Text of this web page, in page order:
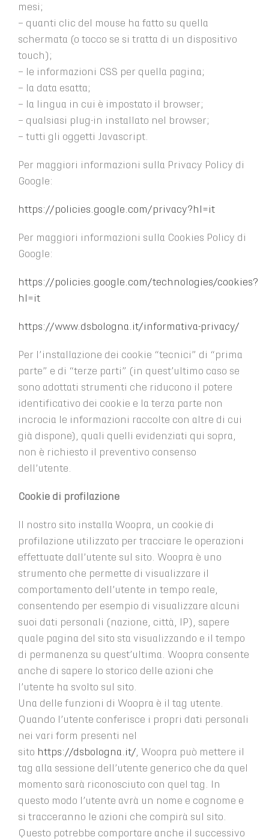
mesi;
– quanti clic del mouse ha fatto su quella
schermata (o tocco se si tratta di un dispositivo
touch);
– le informazioni CSS per quella pagina;
– la data esatta;
– la lingua in cui è impostato il browser;
– qualsiasi plug-in installato nel browser;
– tutti gli oggetti Javascript.
Per maggiori informazioni sulla Privacy Policy di
Google:
https://policies.google.com/privacy?hl=it
Per maggiori informazioni sulla Cookies Policy di
Google:
https://policies.google.com/technologies/cookies?
hl=it
https://www.dsbologna.it/informativa-privacy/
Per l’installazione dei cookie “tecnici” di “prima
parte” e di “terze parti” (in quest’ultimo caso se
sono adottati strumenti che riducono il potere
identificativo dei cookie e la terza parte non
incrocia le informazioni raccolte con altre di cui
già dispone), quali quelli evidenziati qui sopra,
non è richiesto il preventivo consenso
dell’utente.
Cookie di profilazione
Il nostro sito installa Woopra, un cookie di
profilazione utilizzato per tracciare le operazioni
effettuate dall’utente sul sito. Woopra è uno
strumento che permette di visualizzare il
comportamento dell’utente in tempo reale,
consentendo per esempio di visualizzare alcuni
suoi dati personali (nazione, città, IP), sapere
quale pagina del sito sta visualizzando e il tempo
di permanenza su quest’ultima. Woopra consente
anche di sapere lo storico delle azioni che
l’utente ha svolto sul sito.
Una delle funzioni di Woopra è il tag utente.
Quando l’utente conferisce i propri dati personali
nei vari form presenti nel
sito https://dsbologna.it/, Woopra può mettere il
tag alla sessione dell’utente generico che da quel
momento sarà riconosciuto con quel tag. In
questo modo l’utente avrà un nome e cognome e
si tracceranno le azioni che compirà sul sito.
Questo potrebbe comportare anche il successivo